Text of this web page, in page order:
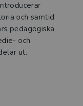
och samtid.
pedagogiska
och
ut.